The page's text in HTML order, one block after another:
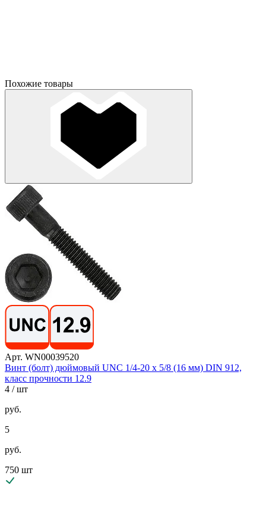
Похожие товары
Арт. WN00039520
Винт (болт) дюймовый UNC 1/4-20 х 5/8 (16 мм) DIN 912,
класс прочности 12.9
4 / шт
руб.
5
руб.
750 шт